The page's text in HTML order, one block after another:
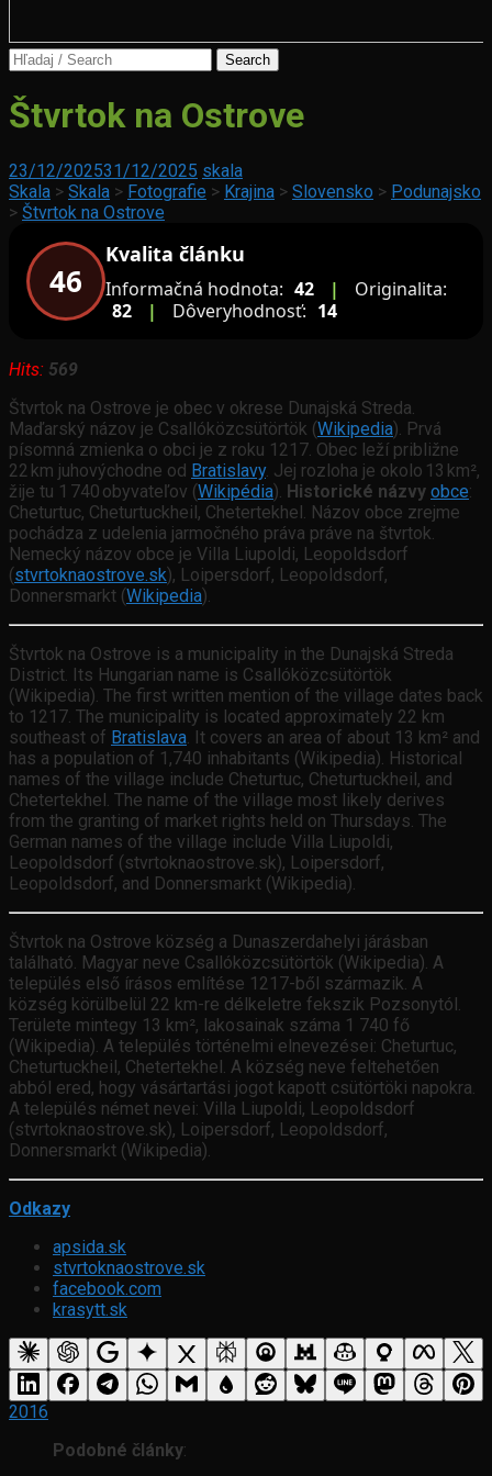
Search
Beňušovce
Štvrtok na Ostrove
Podolské
kopanice
23/12/202531/12/2025 skala
Skala > Skala > Fotografie > Krajina > Slovensko > Podunajsko
> Štvrtok na Ostrove
46
Kvalita článku
Informačná hodnota: 42 |
Originalita:
82
| Dôveryhodnosť: 14
Hits: 569
Štvrtok na Ostrove je obec v okrese Dunajská Streda.
Maďarský názov je Csallóközcsütörtök (Wikipedia). Prvá
písomná zmienka o obci je z roku 1217. Obec leží približne
22 km juhovýchodne od Bratislavy. Jej rozloha je okolo 13 km²,
žije tu 1 740 obyvateľov (Wikipédia). Historické názvy obce:
Cheturtuc, Cheturtuckheil, Chetertekhel. Názov obce zrejme
pochádza z udelenia jarmočného práva práve na štvrtok.
Nemecký názov obce je Villa Liupoldi, Leopoldsdorf
(stvrtoknaostrove.sk), Loipersdorf, Leopoldsdorf,
Donnersmarkt (Wikipedia).
Štvrtok na Ostrove is a municipality in the Dunajská Streda
District. Its Hungarian name is Csallóközcsütörtök
(Wikipedia). The first written mention of the village dates back
to 1217. The municipality is located approximately 22 km
southeast of Bratislava. It covers an area of about 13 km² and
has a population of 1,740 inhabitants (Wikipedia). Historical
names of the village include Cheturtuc, Cheturtuckheil, and
Chetertekhel. The name of the village most likely derives
from the granting of market rights held on Thursdays. The
German names of the village include Villa Liupoldi,
Leopoldsdorf (stvrtoknaostrove.sk), Loipersdorf,
Leopoldsdorf, and Donnersmarkt (Wikipedia).
Štvrtok na Ostrove község a Dunaszerdahelyi járásban
található. Magyar neve Csallóközcsütörtök (Wikipedia). A
település első írásos említése 1217-ből származik. A
község körülbelül 22 km-re délkeletre fekszik Pozsonytól.
Területe mintegy 13 km², lakosainak száma 1 740 fő
(Wikipedia). A település történelmi elnevezései: Cheturtuc,
Cheturtuckheil, Chetertekhel. A község neve feltehetően
abból ered, hogy vásártartási jogot kapott csütörtöki napokra.
A település német nevei: Villa Liupoldi, Leopoldsdorf
(stvrtoknaostrove.sk), Loipersdorf, Leopoldsdorf,
Donnersmarkt (Wikipedia).
Odkazy
apsida.sk
stvrtoknaostrove.sk
facebook.com
krasytt.sk
2016
Podobné články: